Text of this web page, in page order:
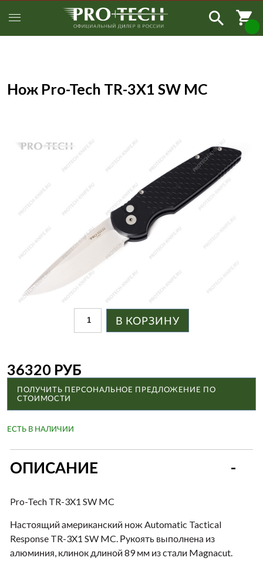
Нож Pro-Tech TR-3X1 SW MC
В КОРЗИНУ
36320 РУБ
ПОЛУЧИТЬ ПЕРСОНАЛЬНОЕ ПРЕДЛОЖЕНИЕ ПО
СТОИМОСТИ
ЕСТЬ В НАЛИЧИИ
ОПИСАНИЕ
Pro-Tech TR-3X1 SW MC
Настоящий американский нож Automatic Tactical
Response TR-3X1 SW MC. Рукоять выполнена из
алюминия, клинок длиной 89 мм из стали Magnacut.